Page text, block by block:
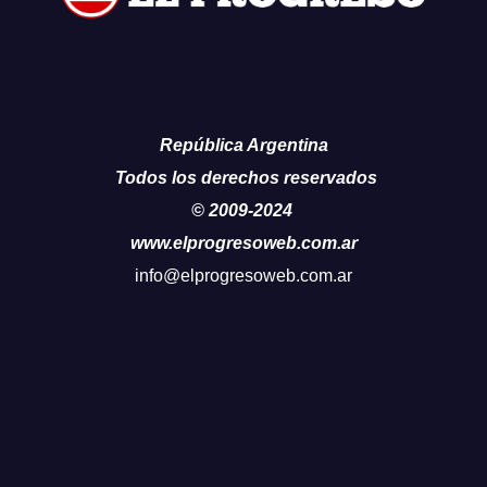
República Argentina
Todos los derechos reservados
© 2009-2024
www.elprogresoweb.com.ar
info@elprogresoweb.com.ar